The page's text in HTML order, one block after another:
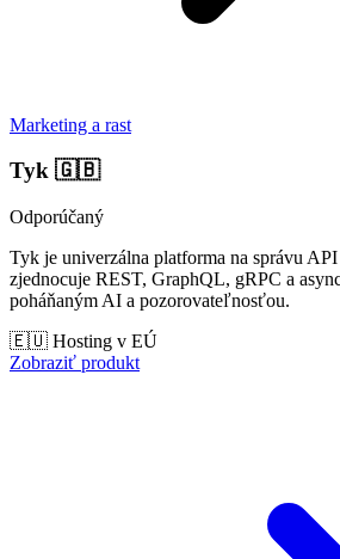
Marketing a rast
Tyk 🇬🇧
Odporúčaný
Tyk je univerzálna platforma na správu
zjednocuje REST, GraphQL, gRPC a
poháňaným AI a pozorovateľnosťou.
🇪🇺 Hosting v EÚ
Zobraziť produkt